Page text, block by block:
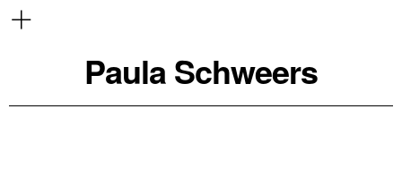
Paula Schweers